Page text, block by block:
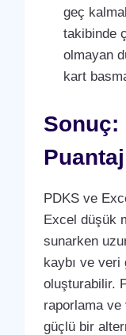
geç
takibinde
olmayan
kart
Sonuç:
Puantaj
PDKS ve
Excel düşük
sunarken
kaybı ve veri
oluşturabilir.
raporlama ve
güçlü bir